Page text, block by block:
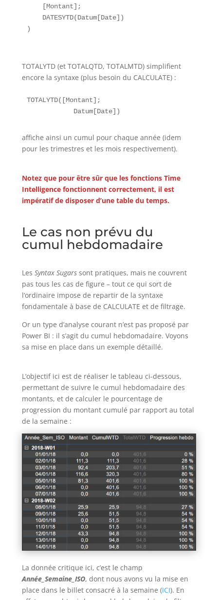
TOTALYTD (et TOTALQTD, TOTALMTD) simplifient
encore la syntaxe (plus besoin du CALCULATE) :
TOTALYTD([Montant];
affiche ainsi un cumul pour chaque année (idem
pour les trimestres et les mois respectivement).
Notez que pour être sûr que les fonctions Time
Intelligence fonctionnent correctement, il est
impératif de disposer d’une table du temps.
Le cas non prévu du
cumul hebdomadaire
Les Syntax Sugarssont pratiques, mais ne couvrent
pas tous les cas de figure – tout ce qui sort de
l’ordinaire impose de repartir de la syntaxe
fondamentale à base de CALCULATE et de filtrage.
Or un type d’analyse courant n’est pas proposé par
Power BI : il s’agit du cumul hebdomadaire. Voyons
sa mise en place dans un exemple détaillé.
L’objectif ici est de réaliser le tableau ci-dessous,
permettant de suivre le cumul hebdomadaire des
montants, et de calculer le pourcentage de
progression du montant cumulé par rapport au total
de la semaine :
La donnée critique ici, c’est le champ
Année_Semaine_ISO, dont nous avons vu la mise en
place dans le billet consacré à la semaine (ICI). En